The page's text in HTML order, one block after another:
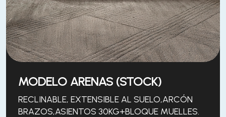
MODELO ARENAS (STOCK)
RECLINABLE, EXTENSIBLE AL SUELO,ARCÓN
BRAZOS,ASIENTOS 30KG+BLOQUE MUELLES.